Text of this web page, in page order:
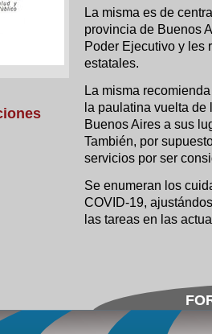
La misma es de
provincia de Buenos
Poder Ejecutivo y les
estatales.
La misma
la paulatina vuelta de
Buenos Aires a sus
También, por
servicios por ser
Se enumeran los
COVID-19,
las tareas en las